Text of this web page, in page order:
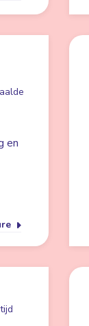
en